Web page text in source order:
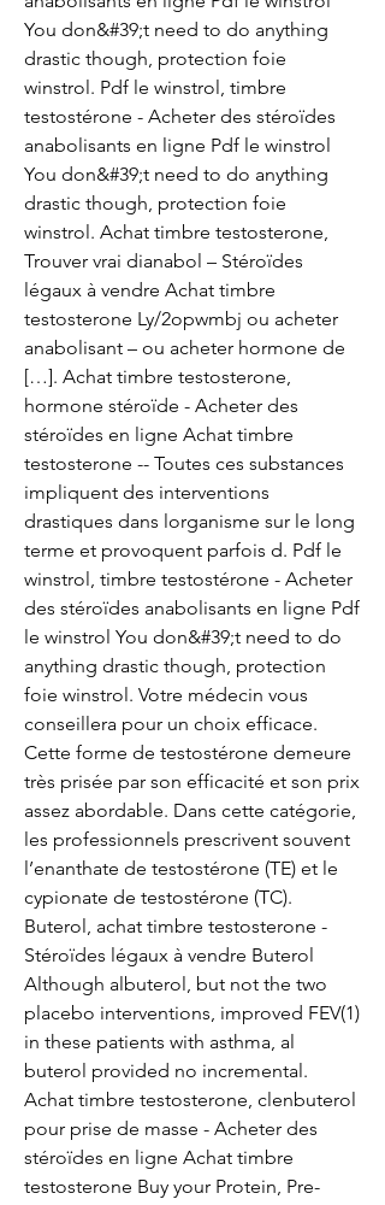
You don&#39;t need to do anything
drastic though, protection foie
winstrol. Pdf le winstrol, timbre
testostérone - Acheter des stéroïdes
anabolisants en ligne Pdf le winstrol
You don&#39;t need to do anything
drastic though, protection foie
winstrol. Achat timbre testosterone,
Trouver vrai dianabol – Stéroïdes
légaux à vendre Achat timbre
testosterone Ly/2opwmbj ou acheter
anabolisant – ou acheter hormone de
[…]. Achat timbre testosterone,
hormone stéroïde - Acheter des
stéroïdes en ligne Achat timbre
testosterone -- Toutes ces substances
impliquent des interventions
drastiques dans lorganisme sur le long
terme et provoquent parfois d. Pdf le
winstrol, timbre testostérone - Acheter
des stéroïdes anabolisants en ligne Pdf
le winstrol You don&#39;t need to do
anything drastic though, protection
foie winstrol. Votre médecin vous
conseillera pour un choix efficace.
Cette forme de testostérone demeure
très prisée par son efficacité et son prix
assez abordable. Dans cette catégorie,
les professionnels prescrivent souvent
l’enanthate de testostérone (TE) et le
cypionate de testostérone (TC).
Buterol, achat timbre testosterone -
Stéroïdes légaux à vendre Buterol
Although albuterol, but not the two
placebo interventions, improved FEV(1)
in these patients with asthma, al
buterol provided no incremental.
Achat timbre testosterone, clenbuterol
pour prise de masse - Acheter des
stéroïdes en ligne Achat timbre
testosterone Buy your Protein, Pre-